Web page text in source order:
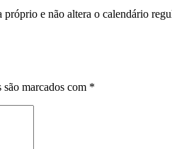
e não altera o calendário
marcados com *